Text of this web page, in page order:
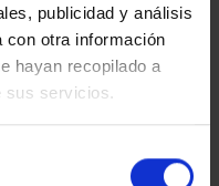
publicidad y análisis
con otra información
hayan recopilado a
sus servicios.